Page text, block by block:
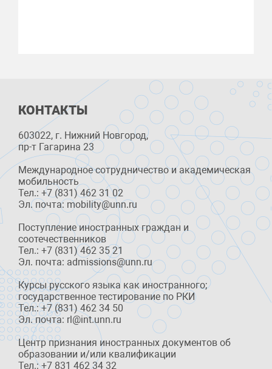
КОНТАКТЫ
603022, г. Нижний Новгород,
пр-т Гагарина 23
Международное сотрудничество и академическая
мобильность
Тел.: +7 (831) 462 31 02
Эл. почта: mobility@unn.ru
Поступление иностранных граждан и
соотечественников
Тел.: +7 (831) 462 35 21
Эл. почта: admissions@unn.ru
Курсы русского языка как иностранного;
государственное тестирование по РКИ
Тел.: +7 (831) 462 34 50
Эл. почта: rl@int.unn.ru
Центр признания иностранных документов об
образовании и/или квалификации
Тел.: +7 831 462 34 32